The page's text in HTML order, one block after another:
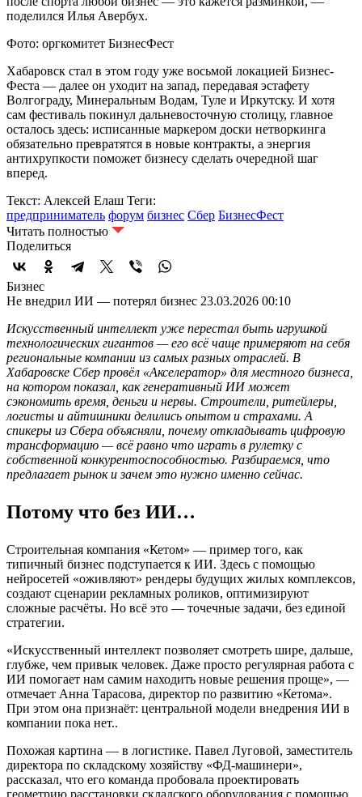
поделился Илья Авербух.
Фото: оргкомитет БизнесФест
Хабаровск стал в этом году уже восьмой локацией Бизнес-
Феста — далее он уходит на запад, передавая эстафету
Волгограду, Минеральным Водам, Туле и Иркутску. И хотя
сам фестиваль покинул дальневосточную столицу, главное
осталось здесь: исписанные маркером доски нетворкинга
обязательно превратятся в новые контракты, а энергия
антихрупкости поможет бизнесу сделать очередной шаг
вперед.
Текст: Алексей Елаш Теги:
предприниматель форум бизнес Сбер БизнесФест
Читать полностью
Поделиться
Бизнес
Не внедрил ИИ — потерял бизнес 23.03.2026 00:10
Искусственный интеллект уже перестал быть игрушкой
технологических гигантов — его всё чаще примеряют на себя
региональные компании из самых разных отраслей. В
Хабаровске Сбер провёл «Акселератор» для местного бизнеса,
на котором показал, как генеративный ИИ может
сэкономить время, деньги и нервы. Строители, ритейлеры,
логисты и айтишники делились опытом и страхами. А
спикеры из Сбера объясняли, почему откладывать цифровую
трансформацию — всё равно что играть в рулетку с
собственной конкурентоспособностью. Разбираемся, что
предлагает рынок и зачем это нужно именно сейчас.
Потому что без ИИ…
Строительная компания «Кетом» — пример того, как
типичный бизнес подступается к ИИ. Здесь с помощью
нейросетей «оживляют» рендеры будущих жилых комплексов,
создают сценарии рекламных роликов, оптимизируют
сложные расчёты. Но всё это — точечные задачи, без единой
стратегии.
«Искусственный интеллект позволяет смотреть шире, дальше,
глубже, чем привык человек. Даже просто регулярная работа с
ИИ помогает нам самим находить новые решения проще», —
отмечает Анна Тарасова, директор по развитию «Кетома».
При этом она признаёт: центральной модели внедрения ИИ в
компании пока нет..
Похожая картина — в логистике. Павел Луговой, заместитель
директора по складскому хозяйству «ФД-машинери»,
рассказал, что его команда пробовала проектировать
геометрию расстановки складского оборудования с помощью